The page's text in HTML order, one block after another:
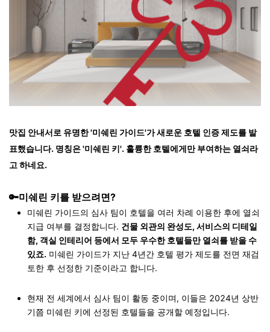
맛집 안내서로 유명한 '미쉐린 가이드'가 새로운 호텔 인증 제도를 발
표했습니다. 명칭은 '미쉐린 키'. 훌륭한 호텔에게만 부여하는 열쇠라
고 하네요.
🔑미쉐린 키를 받으려면?
미쉐린 가이드의 심사 팀이 호텔을 여러 차례 이용한 후에 열쇠
지급 여부를 결정합니다. 건물 외관의 완성도, 서비스의 디테일
함, 객실 인테리어 등에서 모두 우수한 호텔들만 열쇠를 받을 수
있죠. 미쉐린 가이드가 지난 4년간 호텔 평가 제도를 전면 재검
토한 후 선정한 기준이라고 합니다.
현재 전 세계에서 심사 팀이 활동 중이며, 이들은 2024년 상반
기쯤 미쉐린 키에 선정된 호텔들을 공개할 예정입니다.